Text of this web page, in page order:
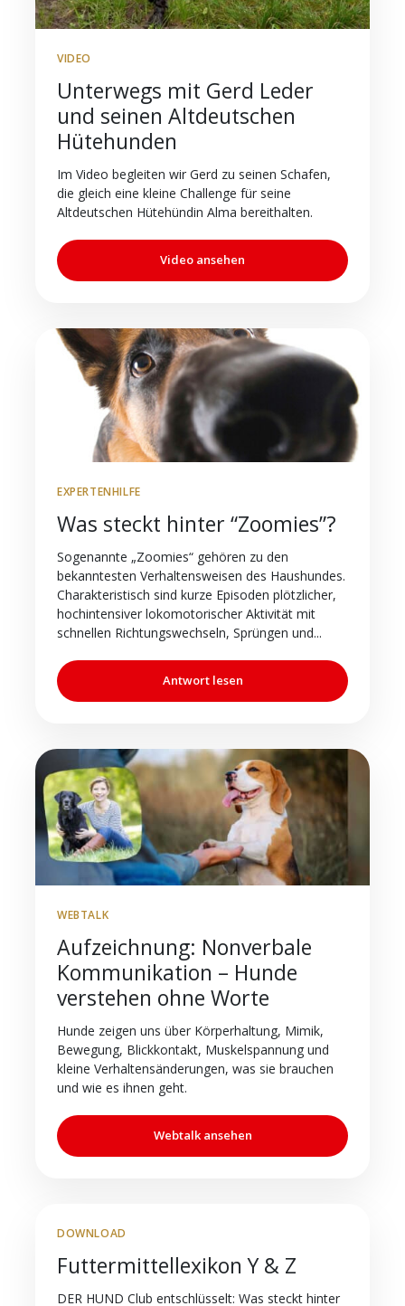
VIDEO
Unterwegs mit Gerd Leder
und seinen Altdeutschen
Hütehunden
Im Video begleiten wir Gerd zu seinen Schafen,
die gleich eine kleine Challenge für seine
Altdeutschen Hütehündin Alma bereithalten.
Video ansehen
EXPERTENHILFE
Was steckt hinter “Zoomies”?
Sogenannte „Zoomies“ gehören zu den
bekanntesten Verhaltensweisen des Haushundes.
Charakteristisch sind kurze Episoden plötzlicher,
hochintensiver lokomotorischer Aktivität mit
schnellen Richtungswechseln, Sprüngen und...
Antwort lesen
WEBTALK
Aufzeichnung: Nonverbale
Kommunikation – Hunde
verstehen ohne Worte
Hunde zeigen uns über Körperhaltung, Mimik,
Bewegung, Blickkontakt, Muskelspannung und
kleine Verhaltensänderungen, was sie brauchen
und wie es ihnen geht.
Webtalk ansehen
DOWNLOAD
Futtermittellexikon Y & Z
DER HUND Club entschlüsselt: Was steckt hinter